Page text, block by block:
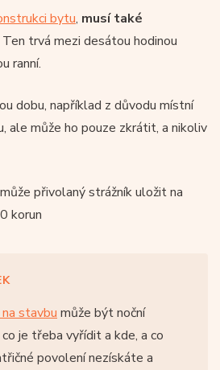
bytu, musí také
Ten trvá mezi desátou hodinou
ranní.
dobu, například z důvodu místní
ale může ho pouze zkrátit, a nikoliv
přivolaný strážník uložit na
korun
stavbu může být noční
je třeba vyřídit a kde, a co
povolení nezískáte a